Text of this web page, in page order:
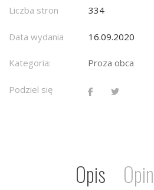
Liczba stron 334
Data wydania 16.09.2020
Kategoria: Proza obca
Podziel się
Opis